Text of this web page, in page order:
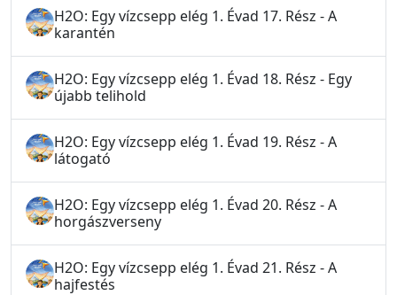
H2O: Egy vízcsepp elég 1. Évad 17. Rész - A
karantén
H2O: Egy vízcsepp elég 1. Évad 18. Rész - Egy
újabb telihold
H2O: Egy vízcsepp elég 1. Évad 19. Rész - A
látogató
H2O: Egy vízcsepp elég 1. Évad 20. Rész - A
horgászverseny
H2O: Egy vízcsepp elég 1. Évad 21. Rész - A
hajfestés